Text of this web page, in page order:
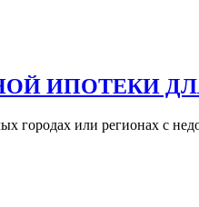
ИПОТЕКИ
городах или регионах с